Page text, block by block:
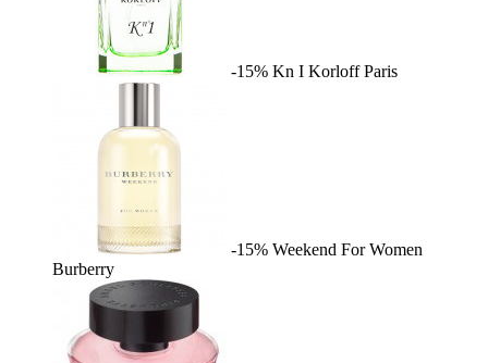
-15% Kn I Korloff Paris
-15% Weekend For Women
Burberry